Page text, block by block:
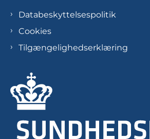
Databeskyttelsespolitik
Cookies
Tilgængelighedserklæring